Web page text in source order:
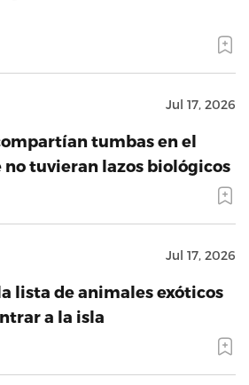
Jul 17, 2026
tumbas en el
tuvieran lazos biológicos
Jul 17, 2026
lista de animales exóticos
a la isla